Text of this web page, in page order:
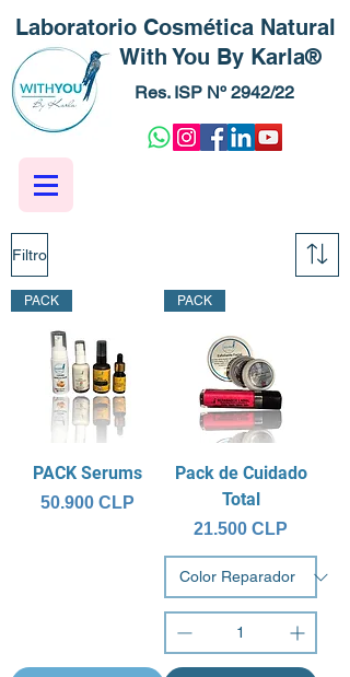
Laboratorio Cosmética Natural
With You By Karla®
Res. ISP Nº 2942/22
Filtro
PACK
PACK Serums
Precio
50.900 CLP
PACK
Pack de Cuidado
Total
Precio
21.500 CLP